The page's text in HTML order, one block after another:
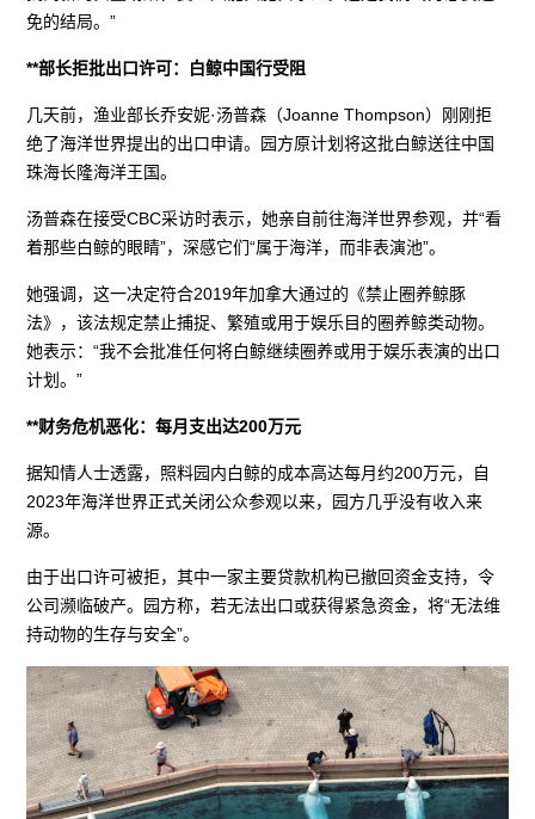
免的结局。”
**部长拒批出口许可：白鲸中国行受阻
几天前，渔业部长乔安妮·汤普森（Joanne Thompson）刚刚拒
绝了海洋世界提出的出口申请。园方原计划将这批白鲸送往中国
珠海长隆海洋王国。
汤普森在接受CBC采访时表示，她亲自前往海洋世界参观，并“看
着那些白鲸的眼睛”，深感它们“属于海洋，而非表演池”。
她强调，这一决定符合2019年加拿大通过的《禁止圈养鲸豚
法》，该法规定禁止捕捉、繁殖或用于娱乐目的圈养鲸类动物。
她表示：“我不会批准任何将白鲸继续圈养或用于娱乐表演的出口
计划。”
**财务危机恶化：每月支出达200万元
据知情人士透露，照料园内白鲸的成本高达每月约200万元，自
2023年海洋世界正式关闭公众参观以来，园方几乎没有收入来
源。
由于出口许可被拒，其中一家主要贷款机构已撤回资金支持，令
公司濒临破产。园方称，若无法出口或获得紧急资金，将“无法维
持动物的生存与安全”。